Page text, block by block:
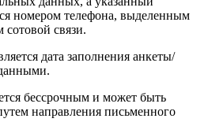
номером телефона, выделенным
сотовой связи.
дата заполнения анкеты/
бессрочным и может быть
направления письменного